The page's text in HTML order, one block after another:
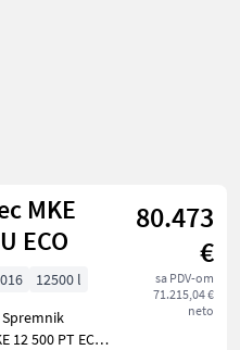
MKE
ECO
80.473
€
sa PDV-om
71.215,04 €
neto
12500 l
12 500 PT ECO